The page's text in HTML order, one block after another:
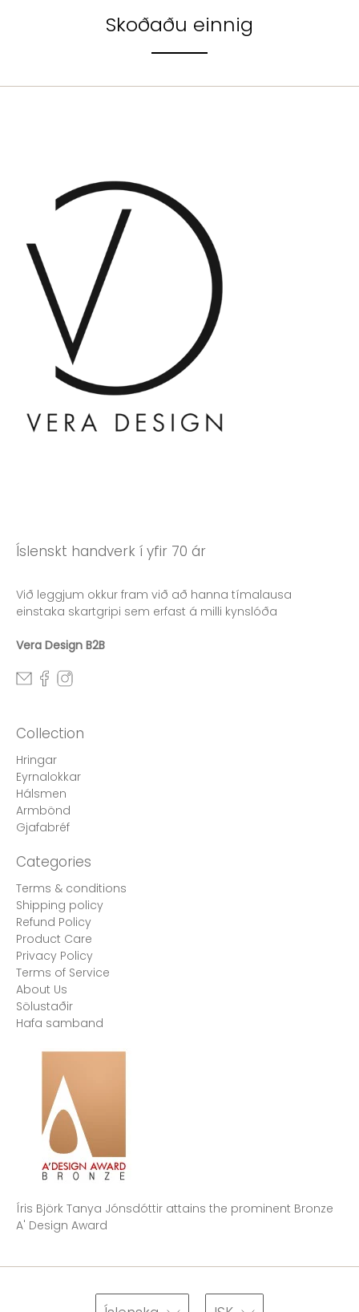
Skoðaðu einnig
Íslenskt handverk í yfir 70 ár
Við leggjum okkur fram við að hanna tímalausa
einstaka skartgripi sem erfast á milli kynslóða
Vera Design B2B
Collection
Hringar
Eyrnalokkar
Hálsmen
Armbönd
Gjafabréf
Categories
Terms & conditions
Shipping policy
Refund Policy
Product Care
Privacy Policy
Terms of Service
About Us
Sölustaðir
Hafa samband
Íris Björk Tanya Jónsdóttir attains the prominent Bronze
A' Design Award